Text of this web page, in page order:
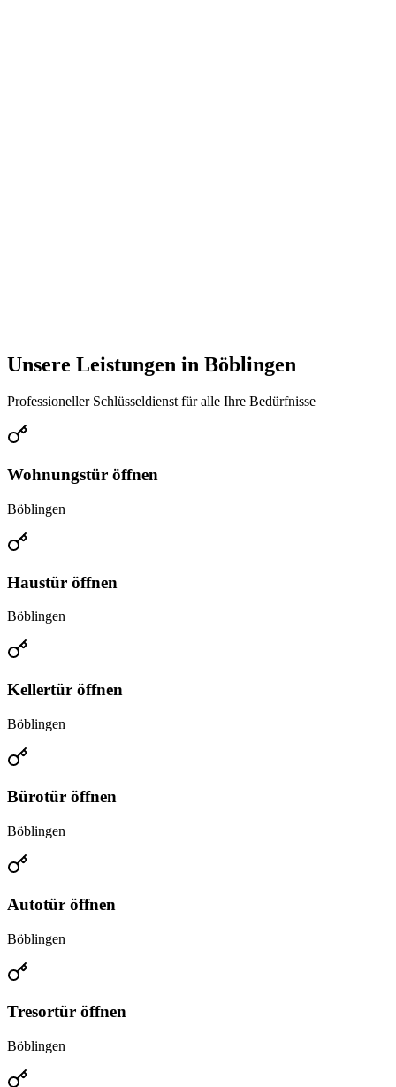
Unsere Leistungen in Böblingen
Professioneller Schlüsseldienst für alle Ihre Bedürfnisse
Wohnungstür öffnen
Böblingen
Haustür öffnen
Böblingen
Kellertür öffnen
Böblingen
Bürotür öffnen
Böblingen
Autotür öffnen
Böblingen
Tresortür öffnen
Böblingen